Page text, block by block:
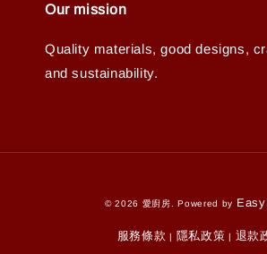
Our mission
Quality materials, good designs,
and sustainability.
© 2026 愛廚房. Powered by
服務條款 | 隱私政策 | 退款